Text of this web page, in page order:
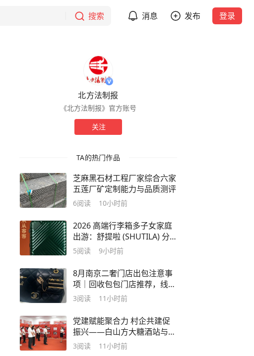
搜索 消息 发布 登录
北方法制报
《北方法制报》官方账号
关注
TA的热门作品
芝麻黑石材工程厂家综合六家
五莲厂矿定制能力与品质测评
6阅读 10小时前
2026 高端行李箱多子女家庭
出游：舒提啦 (SHUTILA) 分
区储物优势梳理
5阅读 9小时前
8月南京二奢门店出包注意事
项｜回收包包门店推荐，线下
实体店附靠谱地址
3阅读 11小时前
党建赋能聚合力 村企共建促
振兴——白山方大糖酒站与浑
江区三道沟镇滴台村开展党建
3阅读 11小时前